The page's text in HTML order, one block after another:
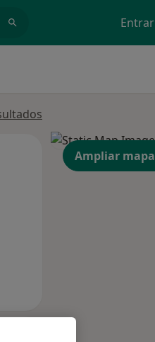
Entrar
Segunda-feira Ter,
Ampliar mapa